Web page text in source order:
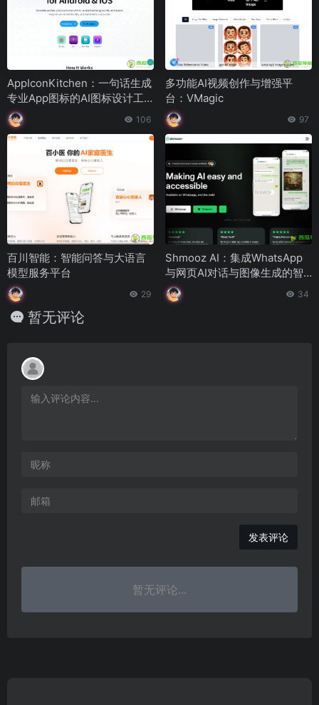
AppIconKitchen：一句话生成
专业App图标的AI图标设计工
具
106
多功能AI视频创作与增强平
台：VMagic
97
百川智能：智能问答与大语言
模型服务平台
29
Shmooz AI：集成WhatsApp
与网页AI对话与图像生成的智
能助手平台
34
暂无评论
发表评论
暂无评论...